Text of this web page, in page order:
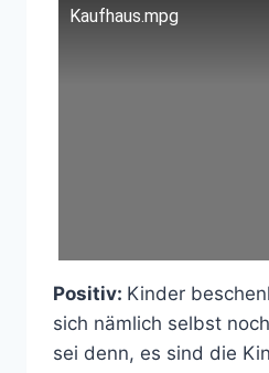
Kaufhaus.mpg
Positiv: Kinder
sich nämlich selbst
sei denn, es sind die